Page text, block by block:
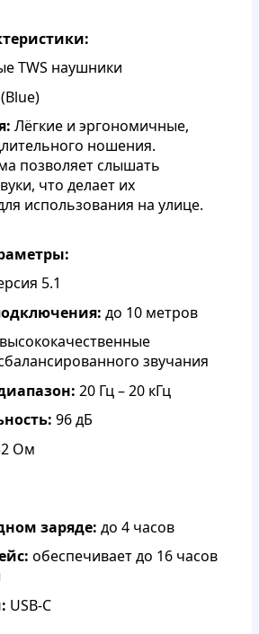
TWS наушники
Лёгкие и эргономичные,
ношения.
позволяет слышать
что делает их
использования на улице.
5.1
до 10 метров
высококачественные
звучания
20 Гц – 20 кГц
96 дБ
Ом
заряде: до 4 часов
обеспечивает до 16 часов
USB-C